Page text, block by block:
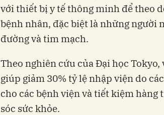
với thiết bị y tế thông minh để theo
bệnh nhân, đặc biệt là những người
đường và tim mạch.
Theo nghiên cứu của Đại học
giúp giảm 30% tỷ lệ nhập viện do
cho các bệnh viện và tiết kiệm
sóc sức khỏe.